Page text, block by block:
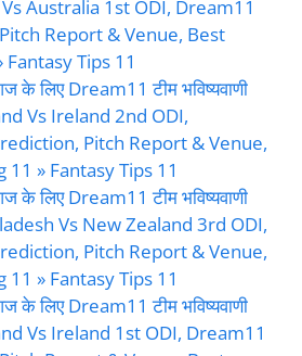
Australia 1st ODI, Dream11
Report & Venue, Best
Fantasy Tips 11
के लिए Dream11 टीम भविष्यवाणी
Vs Ireland 2nd ODI,
Pitch Report & Venue,
11 » Fantasy Tips 11
के लिए Dream11 टीम भविष्यवाणी
Vs New Zealand 3rd ODI,
Pitch Report & Venue,
11 » Fantasy Tips 11
के लिए Dream11 टीम भविष्यवाणी
Vs Ireland 1st ODI, Dream11